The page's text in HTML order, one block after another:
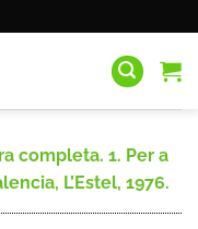
completa. 1. Per a
L’Estel, 1976.